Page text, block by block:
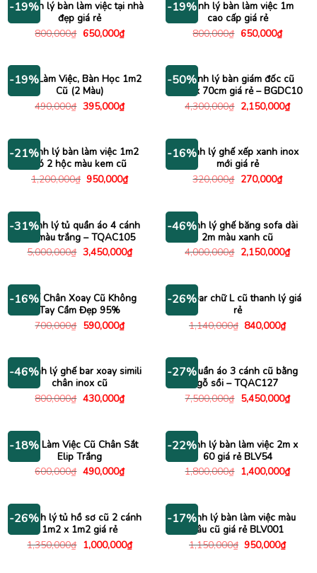
-19%
Thanh lý bàn làm việc tại nhà
đẹp giá rẻ
800,000₫ Giá
650,000₫Giá
hiện
650,000₫.
-19%Thanh lý bàn làm việc 1m
cao cấp giá rẻ
800,000₫ Giá
650,000₫Giá
hiện
-19%
Bàn Làm Việc, Bàn Học 1m2
Cũ (2 Màu)
490,000₫ Giá
395,000₫Giá
hiện
395,000₫.
-50%
Thanh lý bàn giám đốc cũ
1m4 x 70cm giá rẻ – BGDC10
4,300,000₫ Giá
gốc
2,150,000₫Giá
hiện
-21%
Thanh lý bàn làm việc 1m2
có 2 hộc màu kem cũ
1,200,000₫ Giá
950,000₫Giá
hiện
950,000₫.
-16%
Thanh lý ghế xếp xanh inox
mới giá rẻ
320,000₫ Giá
270,000₫Giá
hiện
-31%
Thanh lý tủ quần áo 4 cánh
cũ màu trắng – TQAC105
5,000,000₫ Giá
gốc
3,450,000₫Giá
hiện
3,450,000₫.
-46%
Thanh lý ghế băng sofa dài
2m màu xanh cũ
4,000,000₫ Giá
gốc
2,150,000₫Giá
hiện
-16%
Ghế Chân Xoay Cũ Không
Tay Cầm Đẹp 95%
700,000₫ Giá
590,000₫Giá
hiện
590,000₫.
-26%
Bàn bar chữ L cũ thanh lý giá
rẻ
1,140,000₫ Giá
840,000₫Giá
hiện
-46%
Thanh lý ghế bar xoay simili
chân inox cũ
800,000₫ Giá
430,000₫Giá
hiện
430,000₫.
-27%
Tủ quần áo 3 cánh cũ bằng
gỗ sồi – TQAC127
7,500,000₫ Giá
gốc
5,450,000₫Giá
hiện
-18%
Bàn Làm Việc Cũ Chân Sắt
Elip Trắng
600,000₫ Giá
490,000₫Giá
hiện
490,000₫.
-22%
Thanh lý bàn làm việc 2m x
60 giá rẻ BLV54
1,800,000₫ Giá
gốc
1,400,000₫Giá
hiện
-26%
Thanh lý tủ hồ sơ cũ 2 cánh
1m2 x 1m2 giá rẻ
1,350,000₫ Giá
gốc
1,000,000₫Giá
hiện
-17%
Thanh lý bàn làm việc màu
nâu cũ giá rẻ BLV001
1,150,000₫ Giá
950,000₫Giá
hiện